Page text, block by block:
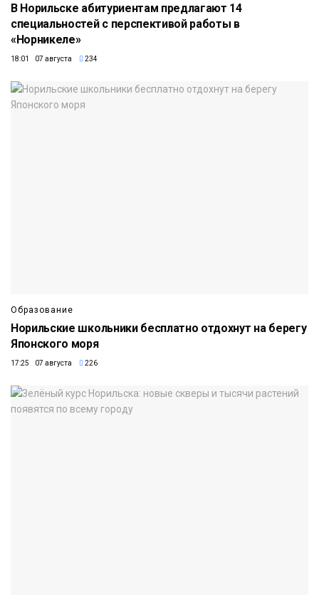
В Норильске абитуриентам предлагают 14
специальностей с перспективой работы в
«Норникеле»
18:01 07 августа 234
Образование
Норильские школьники бесплатно отдохнут на берегу
Японского моря
17:25 07 августа 226